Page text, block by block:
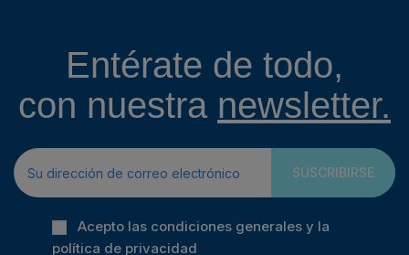
Entérate de todo,
con nuestra newsletter.
SUSCRIBIRSE
Acepto las condiciones generales y la
política de privacidad